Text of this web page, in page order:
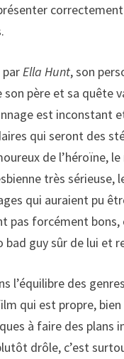
parElla Hunt, son
son père et sa quête
est inconstant
qui seront des
de l’héroïne,
très
qui auraient pu
pas forcément
bad guy sûr de lui et
l’équilibre des
qui est propre,
à faire des
drôle, c’est